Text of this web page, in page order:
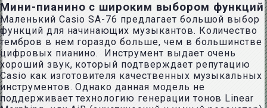
Мини-пианино с широким выбором функций
Маленький Casio SA-76 предлагает большой выбор
функций для начинающих музыкантов. Количество
тембров в нем гораздо больше, чем в большинстве
цифровых пианино. Инструмент выдает очень
хороший звук, который подтверждает репутацию
Casio как изготовителя качественных музыкальных
инструментов. Однако данная модель не
поддерживает технологию генерации тонов Linear